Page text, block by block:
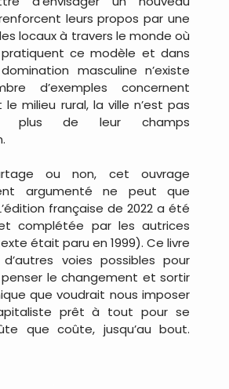
leurs propos par une
locaux à travers le monde où
ce modèle et dans
masculine n’existe
d’exemples concernent
le milieu rural, la ville n’est pas
plus de leur champs
ou non, cet ouvrage
argumenté ne peut que
française de 2022 a été
complétée par les autrices
était paru en 1999). Ce livre
voies possibles pour
le changement et sortir
que voudrait nous imposer
prêt à tout pour se
que coûte, jusqu’au bout.